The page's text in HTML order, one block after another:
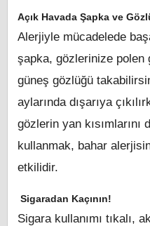
Açık Havada Şapka ve
Alerjiyle mücadelede
şapka, gözlerinize polen
güneş gözlüğü
aylarında dışarıya
gözlerin yan
kullanmak, bahar
etkilidir.
Sigaradan Kaçının!
Sigara kullanımı tıkalı,